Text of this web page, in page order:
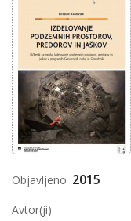
Objavljeno 2015
Avtor(ji)